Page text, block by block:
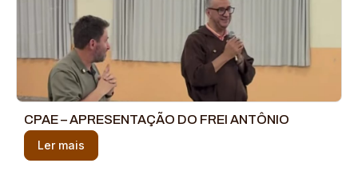
CPAE – APRESENTAÇÃO DO FREI ANTÔNIO
Ler mais